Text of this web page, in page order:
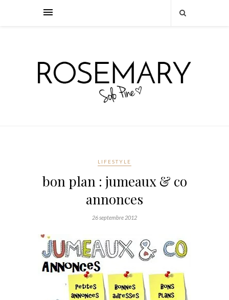
LIFESTYLE
bon plan : jumeaux & co
annonces
26 septembre 2012